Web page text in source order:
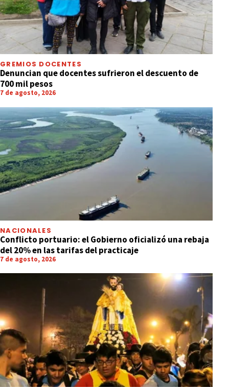
GREMIOS DOCENTES
Denuncian que docentes sufrieron el descuento de
700 mil pesos
7 de agosto, 2026
NACIONALES
Conflicto portuario: el Gobierno oficializó una rebaja
del 20% en las tarifas del practicaje
7 de agosto, 2026